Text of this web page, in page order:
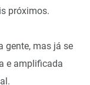
próximos.
gente, mas já se
e amplificada